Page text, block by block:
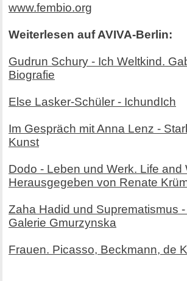
www.fembio.org
Weiterlesen auf AVIVA-Berlin:
Gudrun Schury - Ich Weltkind.
Biografie
Else Lasker-Schüler - IchundIch
Im Gespräch mit Anna Lenz -
Kunst
Dodo - Leben und Werk. Life and
Herausgegeben von Renate
Zaha Hadid und Suprematismus
Galerie Gmurzynska
Frauen. Picasso, Beckmann, de